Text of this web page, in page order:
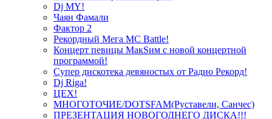
Dj MY!
Чаян Фамали
Фактор 2
Рекордный Мега МС Battle!
Концерт певицы МакSим с новой концертной
программой!
Супер дискотека девяностых от Радио Рекорд!
Dj Riga!
ЦЕХ!
МНОГОТОЧИЕ/DOTSFAM(Руставели, Санчес)
ПРЕЗЕНТАЦИЯ НОВОГОДНЕГО ДИСКА!!!